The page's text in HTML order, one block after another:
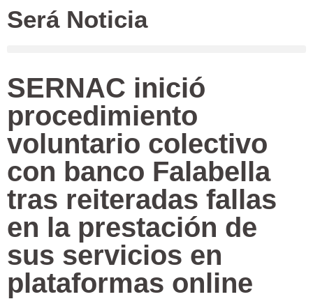
Será Noticia
SERNAC inició
procedimiento
voluntario colectivo
con banco Falabella
tras reiteradas fallas
en la prestación de
sus servicios en
plataformas online